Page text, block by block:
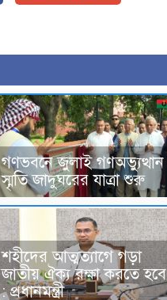
গণভবনে জুলাই গণঅভ্যুত্থান
স্মৃতি জাদুঘরের যাত্রা শুরু
শহীদের আত্মত্যাগে গড়া
জাতীয় ঐক্য রক্ষা করতে হবে
: প্রধানমন্ত্রী